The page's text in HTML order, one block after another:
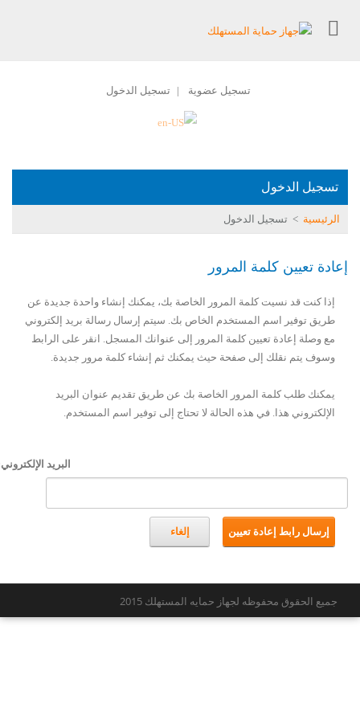
تسجيل عضوية | تسجيل الدخول
تسجيل الدخول
الرئيسية > تسجيل الدخول
إعادة تعيين كلمة المرور
إذا كنت قد نسيت كلمة المرور الخاصة بك، يمكنك إنشاء واحدة جديدة عن
طريق توفير اسم المستخدم الخاص بك. سيتم إرسال رسالة بريد إلكتروني
مع وصلة إعادة تعيين كلمة المرور إلى عنوانك المسجل. انقر على الرابط
وسوف يتم نقلك إلى صفحة حيث يمكنك ثم إنشاء كلمة مرور جديدة.
يمكنك طلب كلمة المرور الخاصة بك عن طريق تقديم عنوان البريد
الإلكتروني هذا. في هذه الحالة لا تحتاج إلى توفير اسم المستخدم.
البريد
إرسال رابط إعادة تعيين إلغاء
جميع الحقوق محفوظه لجهاز حمايه المستهلك 2015